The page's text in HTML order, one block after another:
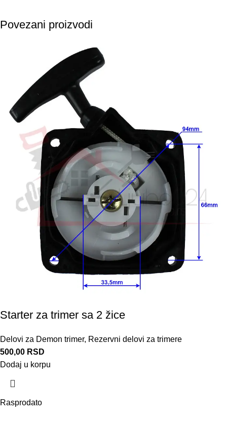
Povezani proizvodi
Starter za trimer sa 2 žice
Delovi za Demon trimer, Rezervni delovi za trimere
500,00 RSD
Dodaj u korpu
Rasprodato